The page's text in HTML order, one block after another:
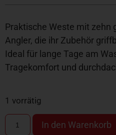
Praktische Weste mit zehn
Angler, die ihr Zubehör
Ideal für lange Tage am
Tragekomfort und
1 vorrätig
In den Warenkorb